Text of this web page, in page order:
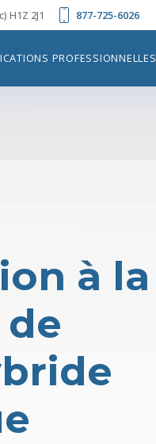
H1Z 2J1 877-725-6026
PROFESSIONNELLES
à la